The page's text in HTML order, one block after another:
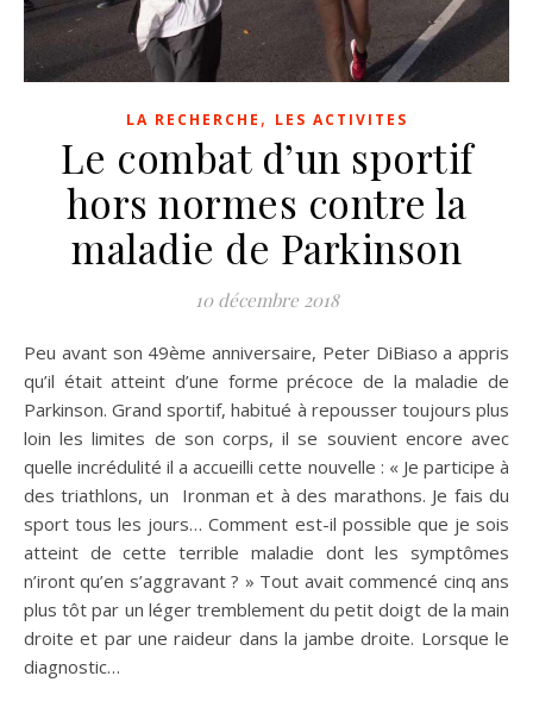
LA RECHERCHE , LES ACTIVITES
Le combat d’un sportif
hors normes contre la
maladie de Parkinson
10 décembre 2018
Peu avant son 49ème anniversaire, Peter DiBiaso a appris
qu’il était atteint d’une forme précoce de la maladie de
Parkinson. Grand sportif, habitué à repousser toujours plus
loin les limites de son corps, il se souvient encore avec
quelle incrédulité il a accueilli cette nouvelle : « Je participe à
des triathlons, un Ironman et à des marathons. Je fais du
sport tous les jours… Comment est-il possible que je sois
atteint de cette terrible maladie dont les symptômes
n’iront qu’en s’aggravant ? » Tout avait commencé cinq ans
plus tôt par un léger tremblement du petit doigt de la main
droite et par une raideur dans la jambe droite. Lorsque le
diagnostic…